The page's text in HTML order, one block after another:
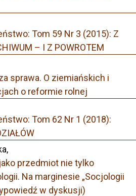
Tom 59 Nr 3 (2015): Z
– I Z POWROTEM
sprawa. O ziemiańskich i
o reformie rolnej
Tom 62 Nr 1 (2018):
przedmiot nie tylko
Na marginesie „Socjologii
w dyskusji)